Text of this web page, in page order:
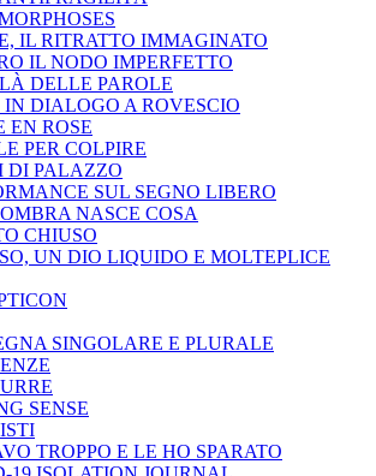
IL RITRATTO IMMAGINATO
IL NODO IMPERFETTO
DELLE PAROLE
DIALOGO A ROVESCIO
EN ROSE
PER COLPIRE
DI PALAZZO
SUL SEGNO LIBERO
NASCE COSA
CHIUSO
UN DIO LIQUIDO E MOLTEPLICE
SINGOLARE E PLURALE
SENSE
TROPPO E LE HO SPARATO